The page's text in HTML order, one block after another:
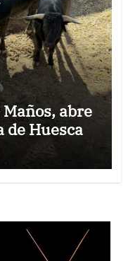
abre
de Huesca